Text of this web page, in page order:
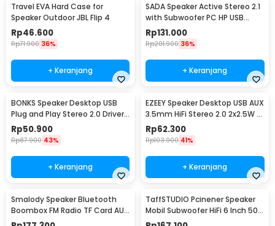
Travel EVA Hard Case for
Speaker Outdoor JBL Flip 4
Rp46.600
Rp71.900 36%
+ Keranjang
SADA Speaker Active Stereo 2.1
with Subwoofer PC HP USB
Power 6W - D-202
Rp131.000
Rp201.900 36%
+ Keranjang
BONKS Speaker Desktop USB
Plug and Play Stereo 2.0 Driver
50mm 3W - DX12
Rp50.900
Rp87.900 43%
+ Keranjang
EZEEY Speaker Desktop USB AUX
3.5mm HiFi Stereo 2.0 2x2.5W -
S5
Rp62.300
Rp103.900 41%
+ Keranjang
Smalody Speaker Bluetooth
Boombox FM Radio TF Card AUX
USB 1200mAh 10W - SL-10
TaffSTUDIO Pcinener Speaker
Mobil Subwoofer HiFi 6 Inch 500
W 2 PCS - TS-1672